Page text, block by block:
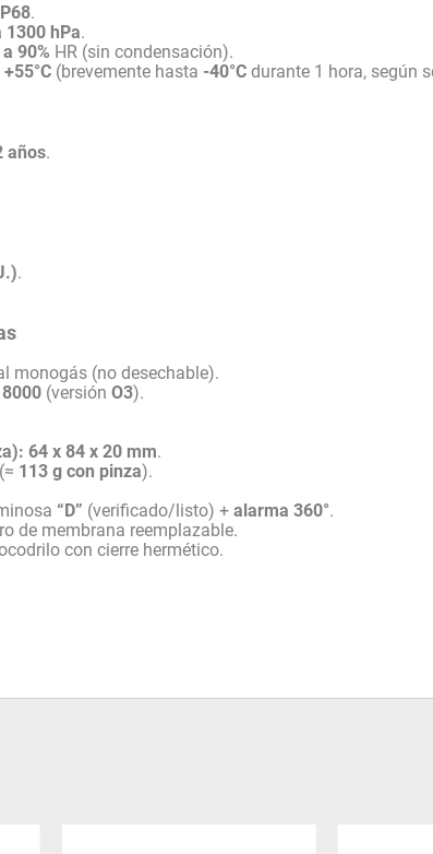
.
1300 hPa.
90% HR (sin condensación).
(brevemente hasta -40°C durante 1 hora, según
años.
.
monogás (no desechable).
(versiónO3).
64 x 84 x 20 mm.
(≈ 113 g con pinza).
“D” (verificado/listo) +alarma 360°.
de membrana reemplazable.
con cierre hermético.